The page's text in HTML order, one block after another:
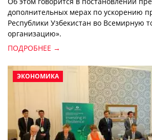
дополнительных мерах по ускорению
Республики Узбекистан во Всемирную
организацию».
ПОДРОБНЕЕ →
ЭКОНОМИКА